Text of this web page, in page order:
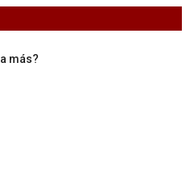
más?